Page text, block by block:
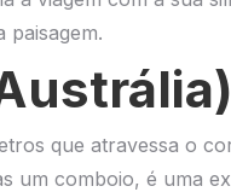
paisagem.
que atravessa o
um comboio, é uma